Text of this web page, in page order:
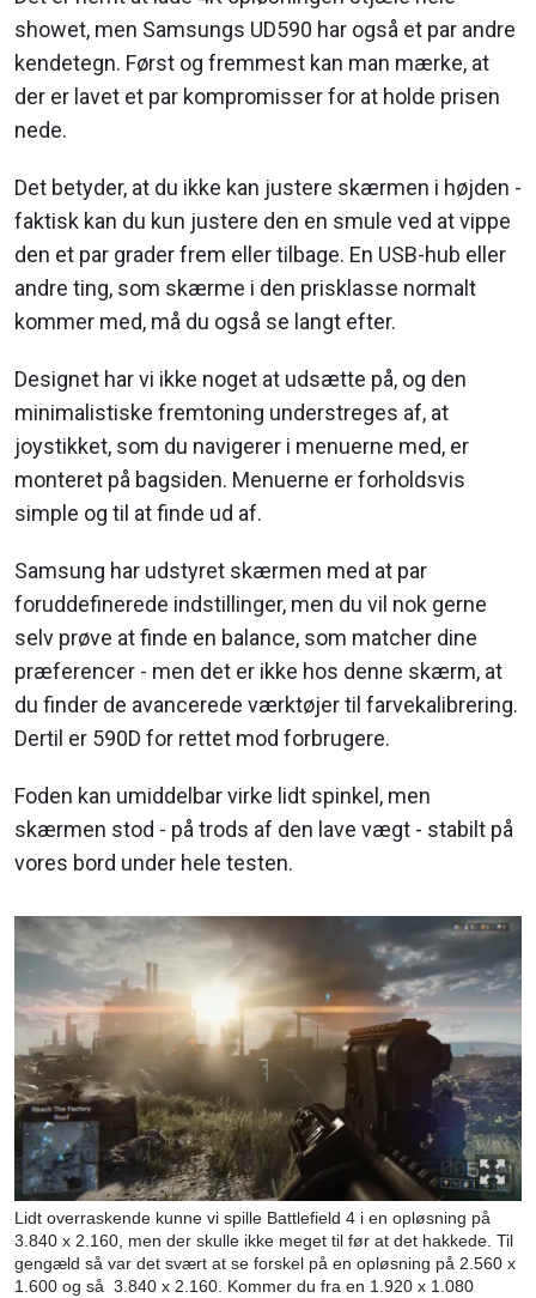
showet, men Samsungs UD590 har også et par andre
kendetegn. Først og fremmest kan man mærke, at
der er lavet et par kompromisser for at holde prisen
nede.
Det betyder, at du ikke kan justere skærmen i højden -
faktisk kan du kun justere den en smule ved at vippe
den et par grader frem eller tilbage. En USB-hub eller
andre ting, som skærme i den prisklasse normalt
kommer med, må du også se langt efter.
Designet har vi ikke noget at udsætte på, og den
minimalistiske fremtoning understreges af, at
joystikket, som du navigerer i menuerne med, er
monteret på bagsiden. Menuerne er forholdsvis
simple og til at finde ud af.
Samsung har udstyret skærmen med at par
foruddefinerede indstillinger, men du vil nok gerne
selv prøve at finde en balance, som matcher dine
præferencer - men det er ikke hos denne skærm, at
du finder de avancerede værktøjer til farvekalibrering.
Dertil er 590D for rettet mod forbrugere.
Foden kan umiddelbar virke lidt spinkel, men
skærmen stod - på trods af den lave vægt - stabilt på
vores bord under hele testen.
Lidt overraskende kunne vi spille Battlefield 4 i en opløsning på
3.840 x 2.160, men der skulle ikke meget til før at det hakkede. Til
gengæld så var det svært at se forskel på en opløsning på 2.560 x
1.600 og så 3.840 x 2.160. Kommer du fra en 1.920 x 1.080